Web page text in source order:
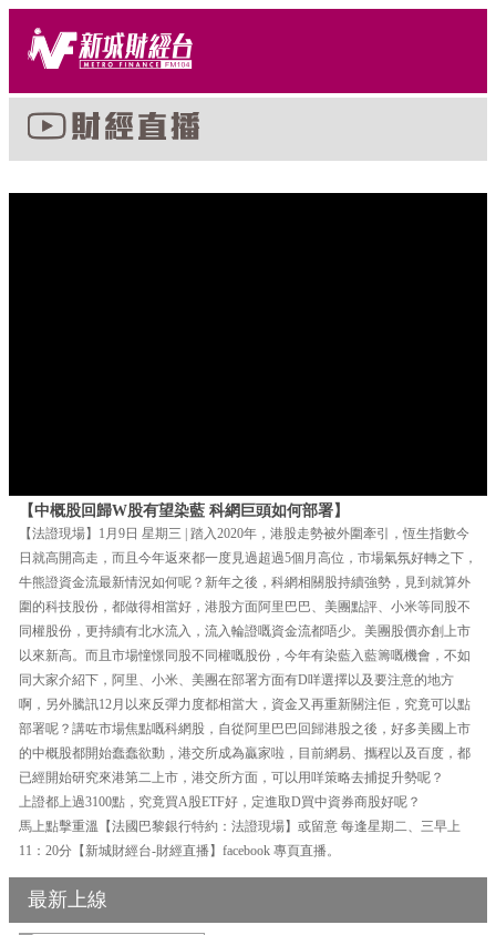
【中概股回歸W股有望染藍 科網巨頭如何部署】
【法證現場】1月9日 星期三 | 踏入2020年，港股走勢被外圍牽引，恆生指數今
日就高開高走，而且今年返來都一度見過超過5個月高位，市場氣氛好轉之下，
牛熊證資金流最新情況如何呢？新年之後，科網相關股持續強勢，見到就算外
圍的科技股份，都做得相當好，港股方面阿里巴巴、美團點評、小米等同股不
同權股份，更持續有北水流入，流入輪證嘅資金流都唔少。美團股價亦創上市
以來新高。而且市場憧憬同股不同權嘅股份，今年有染藍入藍籌嘅機會，不如
同大家介紹下，阿里、小米、美團在部署方面有D咩選擇以及要注意的地方
啊，另外騰訊12月以來反彈力度都相當大，資金又再重新關注佢，究竟可以點
部署呢？講咗市場焦點嘅科網股，自從阿里巴巴回歸港股之後，好多美國上市
的中概股都開始蠢蠢欲動，港交所成為贏家啦，目前網易、攜程以及百度，都
已經開始研究來港第二上市，港交所方面，可以用咩策略去捕捉升勢呢？
上證都上過3100點，究竟買A股ETF好，定進取D買中資券商股好呢？
馬上點擊重溫【法國巴黎銀行特約：法證現場】或留意 每逢星期二、三早上
11：20分【新城財經台-財經直播】facebook 專頁直播。
最新上線